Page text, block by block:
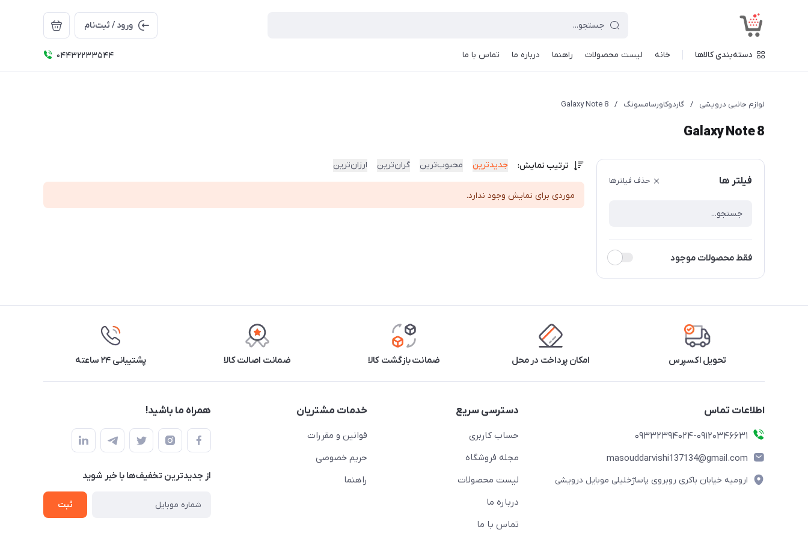
ورود / ثبت‌نام
دسته‌بندی کالاها خانه لیست محصولات راهنما درباره ما تماس با ما 04432233544
لوازم جانبی درویشی / گاردوکاورسامسونگ /
Galaxy Note 8
Galaxy Note 8
فیلتر ها حذف فیلترها
فقط محصولات موجود
ترتیب نمایش: جدیدترین محبوب‌ترین گران‌ترین ارزان‌ترین
موردی برای نمایش وجود ندارد.
تحویل اکسپرس امکان پرداخت در محل ضمانت بازگشت کالا ضمانت اصالت کالا پشتیبانی ۲۴ ساعته
اطلاعات تماس
09332394024-09120346631
masouddarvishi137134@gmail.com
ارومیه خیابان باکری روبروی پاساژخلیلی موبایل درویشی
دسترسی سریع
حساب کاربری
مجله فروشگاه
لیست محصولات
درباره ما
تماس با ما
خدمات مشتریان
قوانین و مقررات
حریم خصوصی
راهنما
همراه ما باشید!
از جدید‌ترین تخفیف‌ها با‌ خبر شوید
ثبت